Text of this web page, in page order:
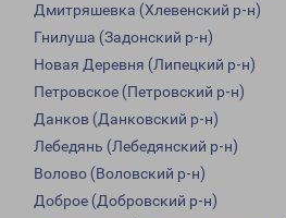
Дмитряшевка (Хлевенский р-н)
Гнилуша (Задонский р-н)
Новая Деревня (Липецкий р-н)
Петровское (Петровский р-н)
Данков (Данковский р-н)
Лебедянь (Лебедянский р-н)
Волово (Воловский р-н)
Доброе (Добровский р-н)